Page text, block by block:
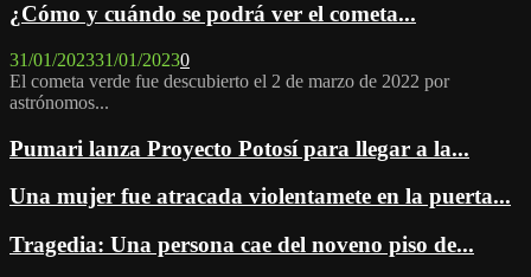
¿Cómo y cuándo se podrá ver el cometa...
31/01/202331/01/20230
El cometa verde fue descubierto el 2 de marzo de 2022 por
astrónomos...
Pumari lanza Proyecto Potosí para llegar a la...
Una mujer fue atracada violentamete en la puerta...
Tragedia: Una persona cae del noveno piso de...